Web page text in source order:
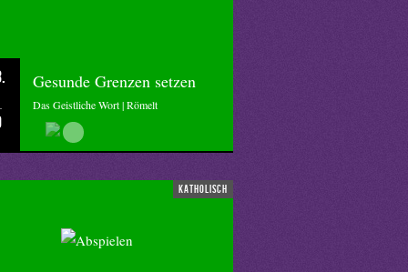
Gesunde Grenzen setzen
Das Geistliche Wort | Römelt
katholisch